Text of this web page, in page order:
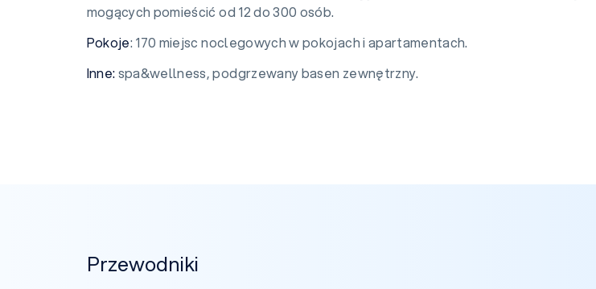
mogących pomieścić od 12 do 300 osób.
Pokoje: 170 miejsc noclegowych w pokojach i apartamentach.
Inne:spa&wellness, podgrzewany basen zewnętrzny.
Przewodniki